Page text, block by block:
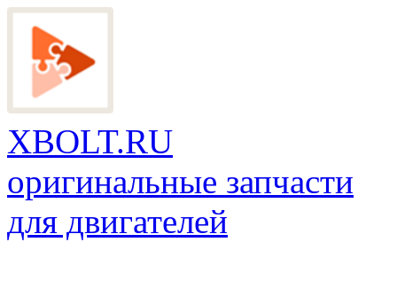
XBOLT.RU
оригинальные запчасти
для двигателей